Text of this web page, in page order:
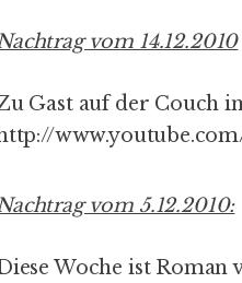
vom 14.12.2010
Gast auf der Couch
vom 5.12.2010:
Woche ist Roman